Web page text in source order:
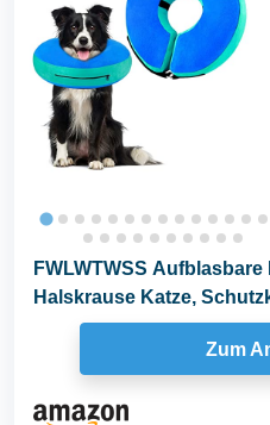
FWLWTWSS
Halskrause Katze,
Verstellbarer...
Zum